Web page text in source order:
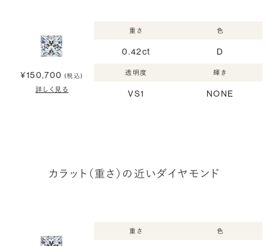
¥150,700 (税込)
詳しく見る
重さ
0.42ct
色
D
透明度
VS1
輝き
NONE
カラット（重さ）の近いダイヤモンド
重さ 色